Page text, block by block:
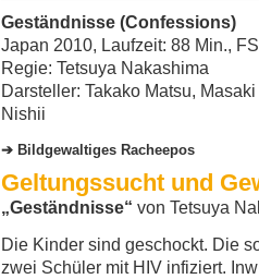
Geständnisse (Confessions)
Japan 2010, Laufzeit: 88 Min.,
Regie: Tetsuya Nakashima
Darsteller: Takako Matsu,
Nishii
Bildgewaltiges Racheepos
Geltungssucht und
„Geständnisse“ von Tetsuya
Die Kinder sind geschockt. Die
zwei Schüler mit HIV infiziert.